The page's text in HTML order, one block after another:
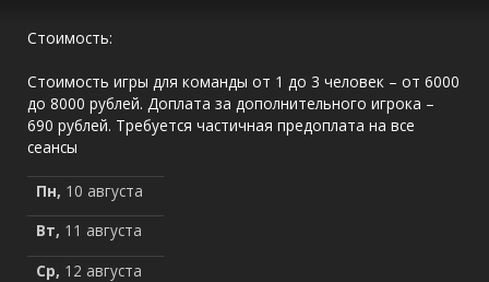
Стоимость:
Стоимость игры для команды от 1 до 3 человек – от 6000
до 8000 рублей. Доплата за дополнительного игрока –
690 рублей. Требуется частичная предоплата на все
сеансы
Пн, 10 августа
Вт, 11 августа
Ср, 12 августа